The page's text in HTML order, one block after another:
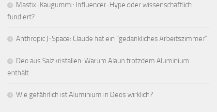
Mastix-Kaugummi: Influencer-Hype oder wissenschaftlich
fundiert?
Anthropic J-Space: Claude hat ein “gedankliches Arbeitszimmer”
Deo aus Salzkristallen: Warum Alaun trotzdem Aluminium
enthält
Wie gefährlich ist Aluminium in Deos wirklich?